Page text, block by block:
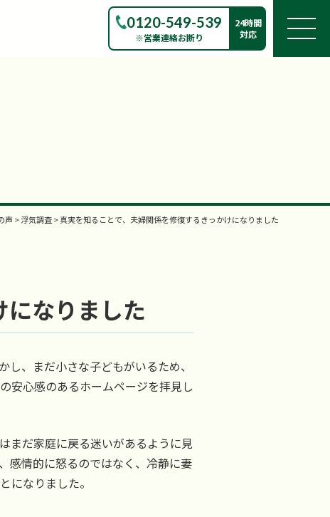
0120-549-539
※営業連絡お断り
24時間
対応
声 >浮気調査>真実を知ることで、夫婦関係を修復するきっかけになりました
なりました
、まだ小さな子どもがいるため、
安心感のあるホームページを拝見し
まだ家庭に戻る迷いがあるように見
感情的に怒るのではなく、冷静に妻
になりました。